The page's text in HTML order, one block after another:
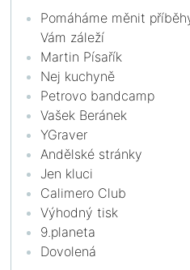
Pomáháme měnit
Vám záleží
Martin Písařík
Nej kuchyně
Petrovo bandcamp
Vašek Beránek
YGraver
Andělské stránky
Jen kluci
Calimero Club
Výhodný tisk
9.planeta
Dovolená